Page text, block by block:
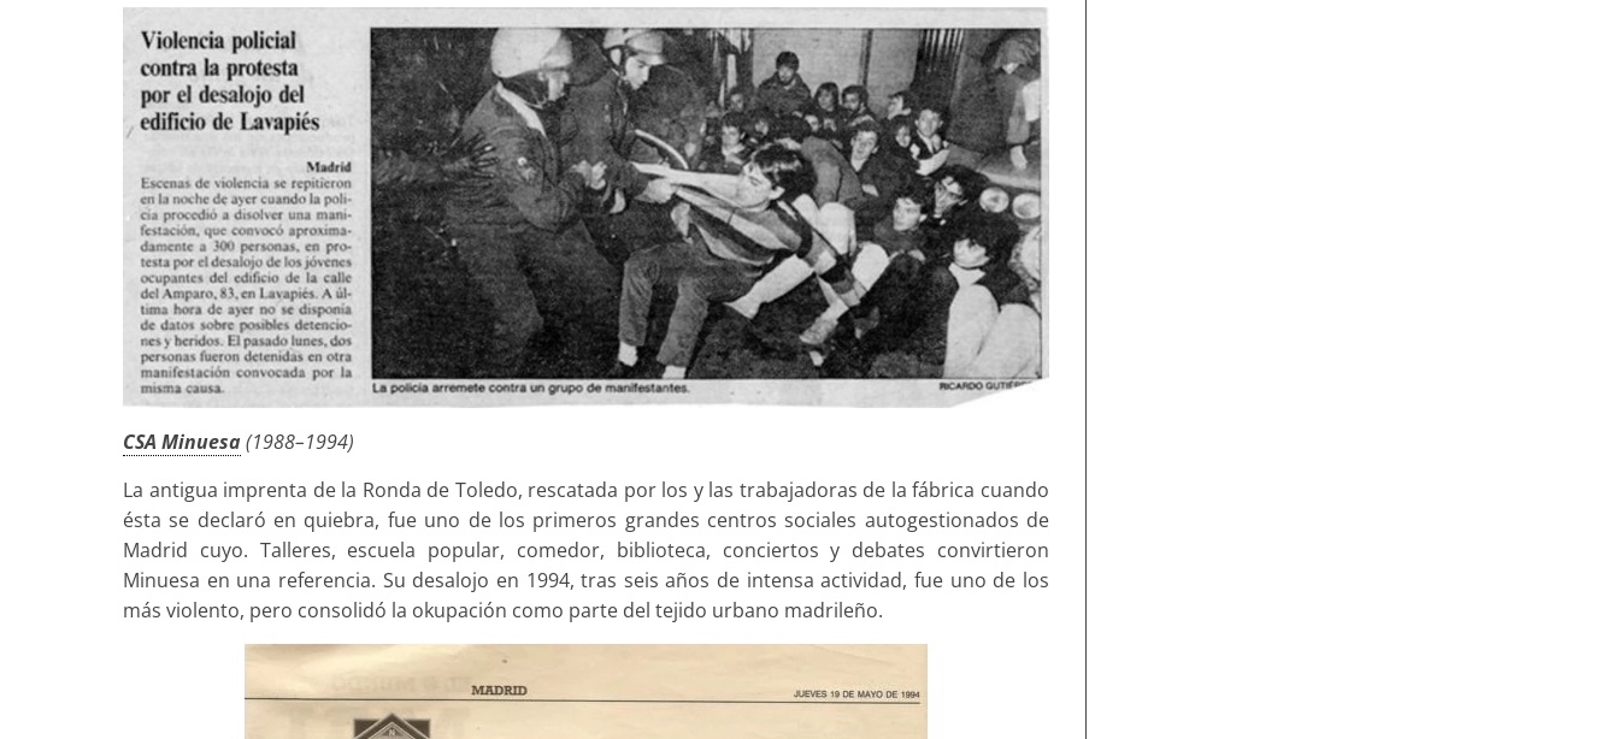
CSA Minuesa(1988–1994)
La antigua imprenta de la Ronda de Toledo, rescatada por los y las trabajadoras de la fábrica cuando
ésta se declaró en quiebra, fue uno de los primeros grandes centros sociales autogestionados de
Madrid cuyo. Talleres, escuela popular, comedor, biblioteca, conciertos y debates convirtieron
Minuesa en una referencia. Su desalojo en 1994, tras seis años de intensa actividad, fue uno de los
más violento, pero consolidó la okupación como parte del tejido urbano madrileño.